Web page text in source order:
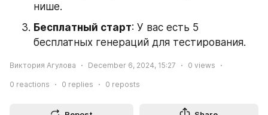
нише.
Бесплатный старт: У вас есть 5
бесплатных генераций для тестирования.
Виктория Агулова December 6, 2024, 15:27 0 views
0 reactions 0 replies 0 reposts